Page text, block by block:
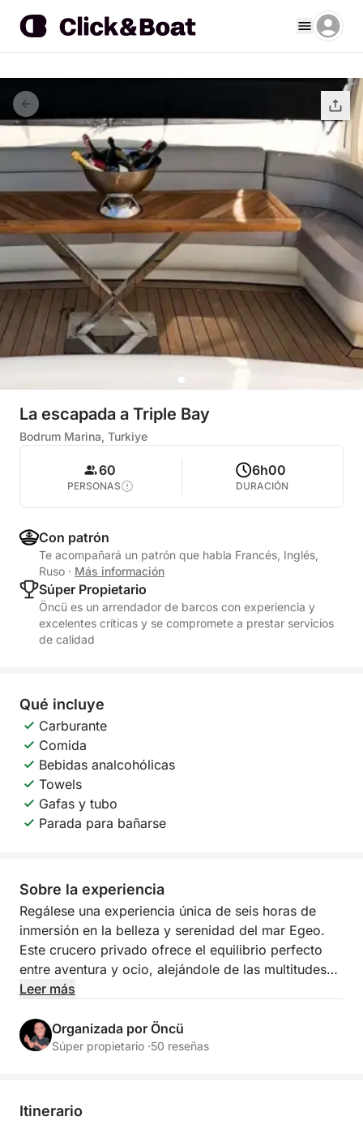
La escapada a Triple Bay
Bodrum Marina, Turkiye
60
PERSONAS
6h00
DURACIÓN
Con patrón
Te acompañará un patrón que habla Francés, Inglés,
Ruso · Más información
Súper Propietario
Öncü es un arrendador de barcos con experiencia y
excelentes críticas y se compromete a prestar servicios
de calidad
Qué incluye
Carburante
Comida
Bebidas analcohólicas
Towels
Gafas y tubo
Parada para bañarse
Sobre la experiencia
Regálese una experiencia única de seis horas de
inmersión en la belleza y serenidad del mar Egeo.
Este crucero privado ofrece el equilibrio perfecto
entre aventura y ocio, alejándole de las multitudes
para descubrir la verdadera esencia del
alta gama, paisajes naturales impresionantes y una
gastronomía excepcional.
exclusivas en recónditas calas costeras. Tanto si
Leer más
Organizada por Öncü
Súper propietario ·50 reseñas
Itinerario